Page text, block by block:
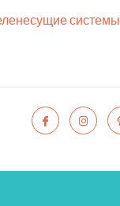
системы